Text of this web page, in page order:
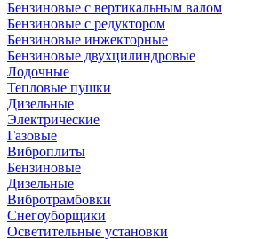
Бензиновые с вертикальным валом
Бензиновые с редуктором
Бензиновые инжекторные
Бензиновые двухцилиндровые
Лодочные
Тепловые пушки
Дизельные
Электрические
Газовые
Виброплиты
Бензиновые
Дизельные
Вибротрамбовки
Снегоуборщики
Осветительные установки